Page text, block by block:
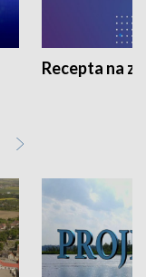
Recepta na